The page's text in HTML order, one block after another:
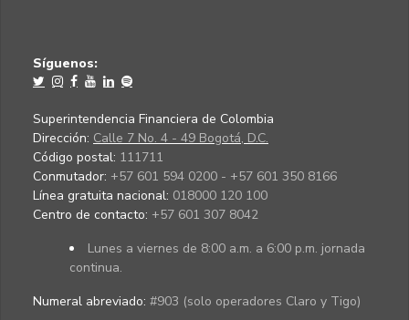
Síguenos:
Superintendencia Financiera de Colombia
Dirección: Calle 7 No. 4 - 49 Bogotá, D.C.
Código postal: 111711
Conmutador: +57 601 594 0200 - +57 601 350 8166
Línea gratuita nacional: 018000 120 100
Centro de contacto: +57 601 307 8042
Lunes a viernes de 8:00 a.m. a 6:00 p.m. jornada
continua.
Numeral abreviado: #903 (solo operadores Claro y Tigo)